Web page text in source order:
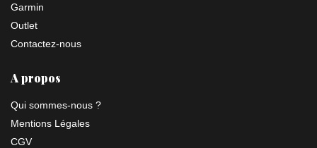
Garmin
Outlet
Contactez-nous
A propos
Qui sommes-nous ?
Mentions Légales
CGV